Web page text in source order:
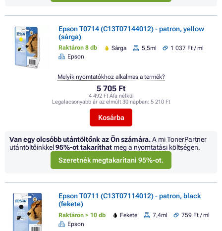
Epson T0714 (C13T07144012) - patron, yellow
(sárga)
Raktáron 8 db Sárga 5,5ml
1 037 Ft / ml
Epson
5 705 Ft
4 492 Ft Áfa nélkül
Legalacsonyabb ár az elmúlt 30 napban: 5 210 Ft
Kosárba
Melyik nyomtatókhoz alkalmas a termék?
Van egy olcsóbb utántöltőnk az Ön számára.A mi TonerPartner
utántöltőinkkel95%-ot takaríthat meg a nyomtatási költségen.
Szeretnék megtakarítani 95%-ot.
Epson T0711 (C13T07114012) - patron, black
(fekete)
Raktáron > 10 db Fekete 7,4ml
759 Ft / ml
Epson